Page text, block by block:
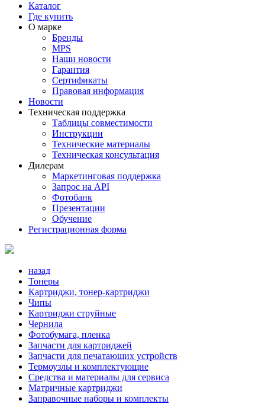
Каталог
Где купить
О марке
Бренды
MPS
Наши новости
Гарантия
Сертификаты
Правовая информация
Новости
Техническая поддержка
Таблицы совместимости
Инструкции
Технические материалы
Техническая консультация
Дилерам
Маркетинговая поддержка
Запрос на API
Фотобанк
Презентации
Обучение
Регистрационная форма
назад
Тонеры
Картриджи, тонер-картриджи
Чипы
Картриджи струйные
Чернила
Фотобумага, пленка
Запчасти для картриджей
Запчасти для печатающих устройств
Термоузлы и комплектующие
Средства и материалы для сервиса
Матричные картриджи
Заправочные наборы и комплекты